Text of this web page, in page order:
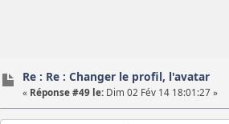
Re : Re : Changer le profil, l'avatar
« Réponse #49 le: Dim 02 Fév 14 18:01:27 »